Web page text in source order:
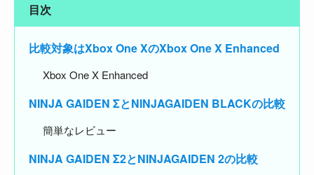
目次
比較対象はXbox One XのXbox One X Enhanced
Xbox One X Enhanced
NINJA GAIDEN ΣとNINJAGAIDEN BLACKの比較
簡単なレビュー
NINJA GAIDEN Σ2とNINJAGAIDEN 2の比較